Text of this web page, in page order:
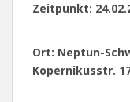
Zeitpunkt:
Ort: Neptun-
Kopernikusstr.